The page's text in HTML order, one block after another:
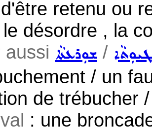
retenu ou
le désordre , la
aussi ܫܘܼܪܥܬܵܐ /
/ un
de trébucher
: une